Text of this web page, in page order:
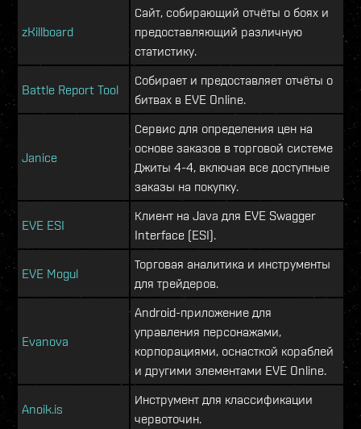
zKillboard
Сайт, собирающий отчёты о боях и
предоставляющий различную
статистику.
Battle Report Tool
Собирает и предоставляет отчёты о
битвах в EVE Online.
Janice
Сервис для определения цен на
основе заказов в торговой системе
Джиты 4-4, включая все доступные
заказы на покупку.
EVE ESI
Клиент на Java для EVE Swagger
Interface (ESI).
EVE Mogul
Торговая аналитика и инструменты
для трейдеров.
Evanova
Android-приложение для
управления персонажами,
корпорациями, оснасткой кораблей
и другими элементами EVE Online.
Anoik.is
Инструмент для классификации
червоточин.